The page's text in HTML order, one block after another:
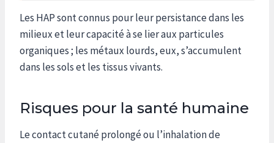
Les HAP sont connus pour leur persistance dans les
milieux et leur capacité à se lier aux particules
organiques ; les métaux lourds, eux, s’accumulent
dans les sols et les tissus vivants.
Risques pour la santé humaine
Le contact cutané prolongé ou l’inhalation de